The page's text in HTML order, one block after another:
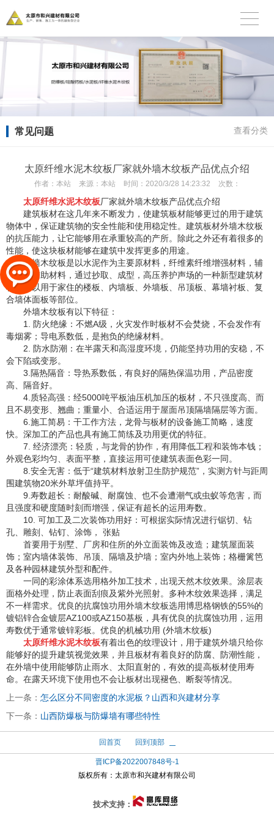
常见问题 查看分类
太原纤维水泥木纹板厂家就外墙木纹板产品优点介绍
作者： 本站 来源： 本站 时间： 2020/3/28 14:23:32 次数：
太原纤维水泥木纹板厂家就外墙木纹板产品优点介绍
建筑板材在这几年来不断发力，使建筑板材能够更过的用于建筑
物体中，保证建筑物的安全性能和使用稳定性。建筑板材外墙木纹板
的抗压能力，让它能够用在承重较高的产所。除此之外还有着很多的
性能，使这块板材能够在建筑中发挥更多的用途。
外墙木纹板是以水泥作为主要原材料，纤维素纤维增强材料，辅
以其他辅助材料，通过抄取、成型，高压养护声场的一种新型建筑材
料。可以用于家住的楼板、内墙板、外墙板、吊顶板、幕墙衬板、复
合墙体面板等部位。
外墙木纹板有以下特征：
1. 防火绝缘：不燃A级，火灾发作时板材不会焚烧，不会发作有
毒烟雾；导电系数低，是抱负的绝缘材料。
2. 防水防潮：在半露天和高湿度环境，仍能坚持功用的安稳，不
会下陷或变形。
3.隔热隔音：导热系数低，有良好的隔热保温功用，产品密度
高、隔音好。
4.质轻高强：经5000吨平板油压机加压的板材，不只强度高、而
且不易变形、翘曲；重量小、合适运用于屋面吊顶隔墙隔层等方面。
6.施工简易：干工作方法，龙骨与板材的设备施工简略，速度
快。深加工的产品也具有施工简练及功用更优的特征。
7. 经济漂亮：轻质，与龙骨的协作，有用降低工程和装饰本钱；
外观色彩均匀、表面平整，直接运用可使建筑表面色彩一同。
8.安全无害：低于“建筑材料放射卫生防护规范”，实测方针与距周
围建筑物20米外草坪值持平。
9.寿数超长：耐酸碱、耐腐蚀、也不会遭潮气或虫蚁等危害，而
且强度和硬度随时刻而增强，保证有超长的运用寿数。
10. 可加工及二次装饰功用好：可根据实际情况进行锯切、钻
孔、雕刻、钻钉、涂饰， 张贴
首要用于别墅、厂房和住所的外立面装饰及改造；建筑屋面装
饰；室内墙体装饰、吊顶、隔墙及护墙；室内外地上装饰；格栅篱笆
及各种园林建筑外型和配件。
一同的彩涂体系选用格外加工技术，出现天然木纹效果。涂层表
面格外处理，防止表面刮痕及紫外光照射。多种木纹效果选择，满足
不一样需求。优良的抗腐蚀功用外墙木纹板选用博思格钢铁的55%的
镀铝锌合金镀层AZ100或AZ150基板，具有优良的抗腐蚀功用，运用
寿数优于通常镀锌彩板。优良的机械功用 (外墙木纹板)
太原纤维水泥木纹板有着出色的纹理设计，用于建筑外墙只给你
能够好的提升建筑视觉效果，并且板材有着良好的防腐、防潮性能，
在外墙中使用能够防止雨水、太阳直射的，有效的提高板材使用寿
命。在露天环境下使用也不会让板材出现褪色、断裂等情况。
上一条： 怎么区分不同密度的水泥板？山西和兴建材分享
下一条： 山西防爆板与防爆墙有哪些特性
回首页 回到顶部
晋ICP备2022007848号-1
版权所有： 太原市和兴建材有限公司
技术支持：